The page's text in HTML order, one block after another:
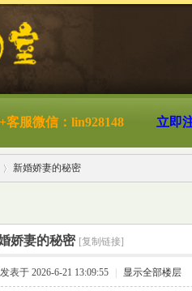
客服微信：lin928148 立即
新婚娇妻的秘密
娇妻的秘密 [复制链接]
发表于 2026-6-21 13:09:55 显示全部楼层